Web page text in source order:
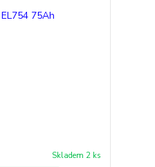
Skladem 2 ks